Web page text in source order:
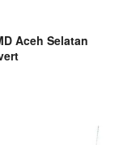
Aceh Selatan